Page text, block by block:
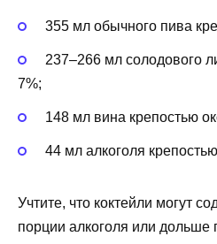
355 мл обычного пива
237–266 мл солодового
7%;
148 мл вина крепостью
44 мл алкоголя
Учтите, что коктейли могут
порции алкоголя или дольше